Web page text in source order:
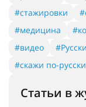
#стажировки
#медицина
#видео
#скажи по-русски
Статьи в